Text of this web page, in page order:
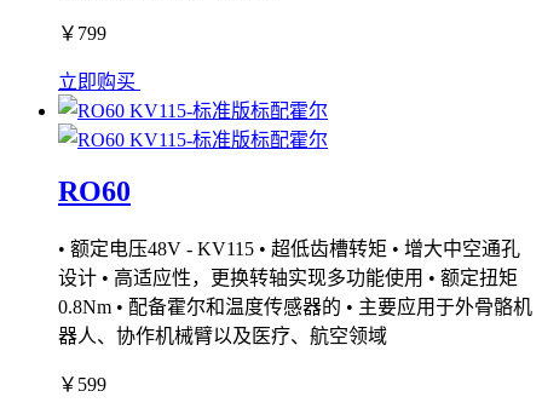
￥799
立即购买
RO60
• 额定电压48V - KV115 • 超低齿槽转矩 • 增大中空通孔
设计 • 高适应性，更换转轴实现多功能使用 • 额定扭矩
0.8Nm • 配备霍尔和温度传感器的 • 主要应用于外骨骼机
器人、协作机械臂以及医疗、航空领域
￥599